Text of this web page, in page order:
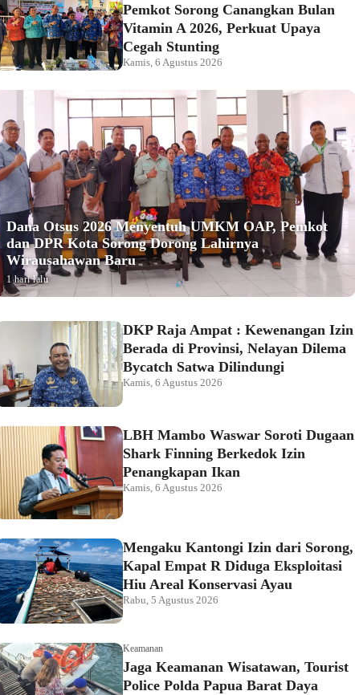
Pemkot Sorong Canangkan Bulan
Vitamin A 2026, Perkuat Upaya
Cegah Stunting
Kamis, 6 Agustus 2026
Dana Otsus 2026 Menyentuh UMKM OAP, Pemkot
dan DPR Kota Sorong Dorong Lahirnya
Wirausahawan Baru
1 hari lalu
DKP Raja Ampat : Kewenangan Izin
Berada di Provinsi, Nelayan Dilema
Bycatch Satwa Dilindungi
Kamis, 6 Agustus 2026
LBH Mambo Waswar Soroti Dugaan
Shark Finning Berkedok Izin
Penangkapan Ikan
Kamis, 6 Agustus 2026
Mengaku Kantongi Izin dari Sorong,
Kapal Empat R Diduga Eksploitasi
Hiu Areal Konservasi Ayau
Rabu, 5 Agustus 2026
Keamanan
Jaga Keamanan Wisatawan, Tourist
Police Polda Papua Barat Daya